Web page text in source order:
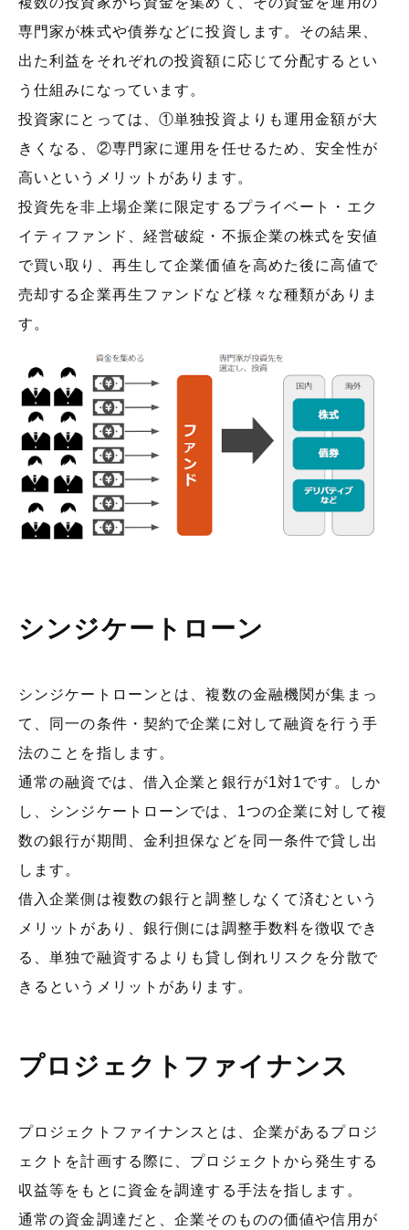
専門家が株式や債券などに投資します。その結果、
出た利益をそれぞれの投資額に応じて分配するとい
う仕組みになっています。
投資家にとっては、①単独投資よりも運用金額が大
きくなる、②専門家に運用を任せるため、安全性が
高いというメリットがあります。
投資先を非上場企業に限定するプライベート・エク
イティファンド、経営破綻・不振企業の株式を安値
で買い取り、再生して企業価値を高めた後に高値で
売却する企業再生ファンドなど様々な種類がありま
す。
シンジケートローン
シンジケートローンとは、複数の金融機関が集まっ
て、同一の条件・契約で企業に対して融資を行う手
法のことを指します。
通常の融資では、借入企業と銀行が1対1です。しか
し、シンジケートローンでは、1つの企業に対して複
数の銀行が期間、金利担保などを同一条件で貸し出
します。
借入企業側は複数の銀行と調整しなくて済むという
メリットがあり、銀行側には調整手数料を徴収でき
る、単独で融資するよりも貸し倒れリスクを分散で
きるというメリットがあります。
プロジェクトファイナンス
プロジェクトファイナンスとは、企業があるプロジ
ェクトを計画する際に、プロジェクトから発生する
収益等をもとに資金を調達する手法を指します。
通常の資金調達だと、企業そのものの価値や信用が